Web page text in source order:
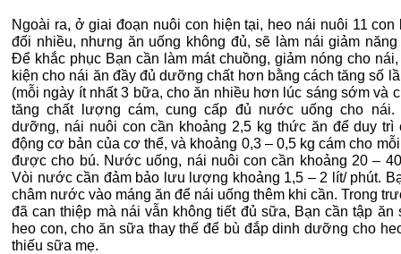
Ngoài ra, ở giai đoạn nuôi con hiện tại, heo nái nuôi 11
đối nhiều, nhưng ăn uống không đủ, sẽ làm nái giảm
Để khắc phục Bạn cần làm mát chuồng, giảm nóng cho
kiện cho nái ăn đầy đủ dưỡng chất hơn bằng cách tăng số
(mỗi ngày ít nhất 3 bữa, cho ăn nhiều hơn lúc sáng sớm và
tăng chất lượng cám, cung cấp đủ nước uống cho nái.
dưỡng, nái nuôi con cần khoảng 2,5 kg thức ăn để duy trì
động cơ bản của cơ thể, và khoảng 0,3 – 0,5 kg cám cho
được cho bú. Nước uống, nái nuôi con cần khoảng 20 –
Vòi nước cần đảm bảo lưu lượng khoảng 1,5 – 2 lít/ phút.
châm nước vào máng ăn để nái uống thêm khi cần. Trong
đã can thiệp mà nái vẫn không tiết đủ sữa, Bạn cần tập ăn
heo con, cho ăn sữa thay thế để bù đắp dinh dưỡng cho
thiếu sữa mẹ.